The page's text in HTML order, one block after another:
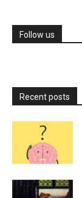
Follow us
Recent posts